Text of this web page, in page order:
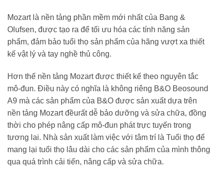
Mozart là nền tảng phần mềm mới nhất của Bang &
Olufsen, được tạo ra để tối ưu hóa các tính năng sản
phẩm, đảm bảo tuổi thọ sản phẩm của hãng vượt xa thiết
kế vật lý và tay nghề thủ công.
Hơn thế nền tảng Mozart được thiết kế theo nguyên tắc
mô-đun. Điều này có nghĩa là không riêng B&O Beosound
A9 mà các sản phẩm của B&O được sản xuất dựa trên
nền tảng Mozart đềurất dễ bảo dưỡng và sửa chữa, đồng
thời cho phép nâng cấp mô-đun phát trực tuyến trong
tương lai. Nhà sản xuất làm việc với tâm trí là Tuổi thọ để
mang lại tuổi thọ lâu dài cho các sản phẩm của mình thông
qua quá trình cải tiến, nâng cấp và sửa chữa.